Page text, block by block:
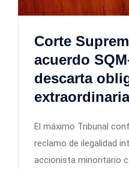
Corte
acuerdo
descarta
El máximo Tribunal
reclamo de ilegalidad
accionista minoritario